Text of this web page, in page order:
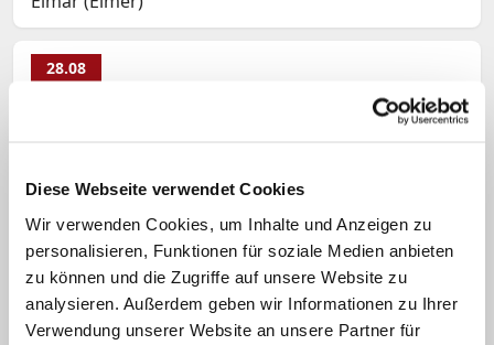
Diese Webseite verwendet Cookies
Wir verwenden Cookies, um Inhalte und Anzeigen zu
personalisieren, Funktionen für soziale Medien anbieten
zu können und die Zugriffe auf unsere Website zu
analysieren. Außerdem geben wir Informationen zu Ihrer
Verwendung unserer Website an unsere Partner für
28.08
Vivian
Namenspatrone am 28.08
28.08
Adelinde (Alinda, Alinde)